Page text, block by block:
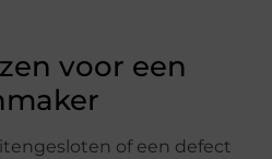
voor een
of een defect